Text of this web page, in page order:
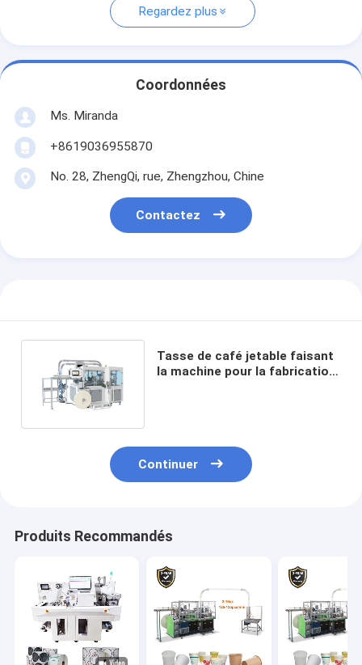
Regardez plus
Coordonnées
Ms. Miranda
+8619036955870
No. 28, ZhengQi, rue, Zhengzhou, Chine
Contactez
Tasse de café jetable faisant
la machine pour la fabrication
Continuer
Produits Recommandés